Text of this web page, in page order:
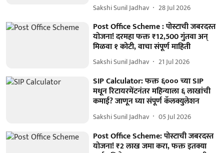
Sakshi Sunil Jadhav 28 Jul 2026
Post Office Scheme : पोस्टाची जबरदस्त
योजना! दरमहा फक्त ₹12,500 गुंतवा अन्
मिळवा १ कोटी, वाचा संपूर्ण माहिती
Sakshi Sunil Jadhav 21 Jul 2026
SIP Calculator: फक्त ६००० च्या SIP
मधून रिटायरमेंटनंतर महिन्याला ६ लाखांची
कमाई? जाणून घ्या संपूर्ण कॅलक्युलेशन
Sakshi Sunil Jadhav 05 Jul 2026
Post Office Scheme: पोस्टाची जबरदस्त
योजना! ₹2 लाख जमा करा, फक्त इतक्या